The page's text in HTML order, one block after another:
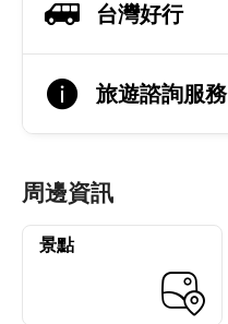
台灣好行
旅遊諮詢服務
周邊資訊
景點